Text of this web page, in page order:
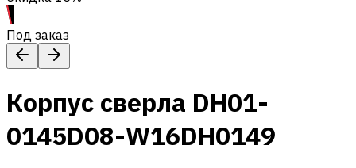
Под заказ
Корпус сверла DH01-
0145D08-W16DH0149